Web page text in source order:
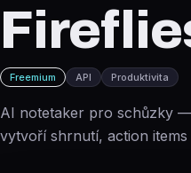
Freemium API Produktivita
AI notetaker pro schůzky
vytvoří shrnutí, action